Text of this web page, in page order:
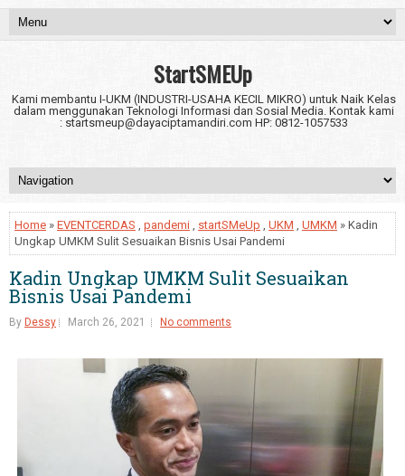
StartSMEUp
Kami membantu I-UKM (INDUSTRI-USAHA KECIL MIKRO) untuk Naik Kelas
dalam menggunakan Teknologi Informasi dan Sosial Media. Kontak kami
: startsmeup@dayaciptamandiri.com HP: 0812-1057533
Home » EVENTCERDAS , pandemi , startSMeUp , UKM , UMKM » Kadin
Ungkap UMKM Sulit Sesuaikan Bisnis Usai Pandemi
Kadin Ungkap UMKM Sulit Sesuaikan
Bisnis Usai Pandemi
By Dessy March 26, 2021 No comments